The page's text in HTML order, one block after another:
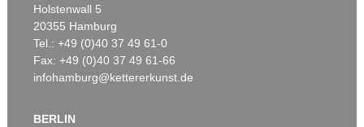
Holstenwall 5
20355 Hamburg
Tel.: +49 (0)40 37 49 61-0
Fax: +49 (0)40 37 49 61-66
infohamburg@kettererkunst.de
BERLIN